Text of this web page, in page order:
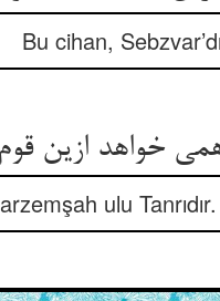
Bu cihan,
ulu